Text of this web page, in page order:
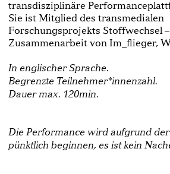
transdisziplinäre
Sie ist Mitglied des transmedialen
Forschungsprojekts Stoffwechsel
Zusammenarbeit von Im_flieger,
In englischer Sprache.
Begrenzte Teilnehmer*innenzahl.
Dauer max. 120min.
Die Performance wird aufgrund
pünktlich beginnen, es ist kein